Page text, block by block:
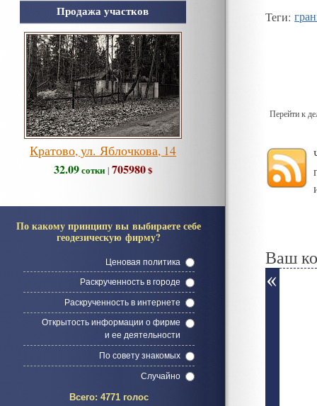
Продажа участков
Кратово, ул. Яблочкова, 14
32.09сотки | 705980$
По какому принципу вы выбираете себе
геодезическую фирму?
Ценовая политика
Раскрученность в городе
Раскрученность в интернете
Открытость информации о фирме
и ее деятельности
По совету знакомых
Случайно
Всего: 4771 голос
Теги:
Перейти к
Ваш